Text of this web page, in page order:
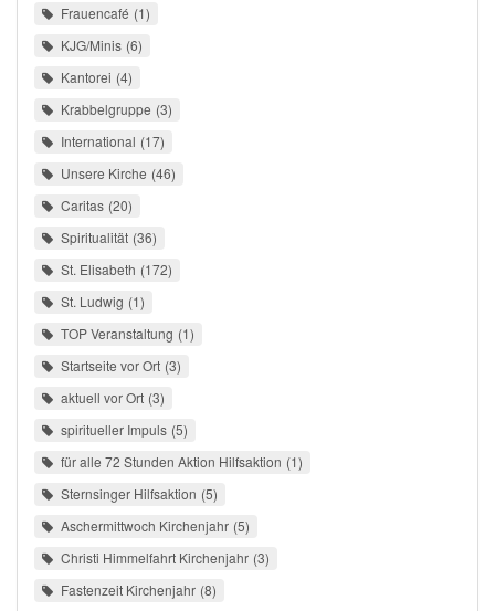
Frauencafé 1
KJG/Minis 6
Kantorei 4
Krabbelgruppe 3
International 17
Unsere Kirche 46
Caritas 20
Spiritualität 36
St. Elisabeth 172
St. Ludwig 1
TOP Veranstaltung 1
Startseite vor Ort 3
aktuell vor Ort 3
spiritueller Impuls 5
für alle 72 Stunden Aktion Hilfsaktion 1
Sternsinger Hilfsaktion 5
Aschermittwoch Kirchenjahr 5
Christi Himmelfahrt Kirchenjahr 3
Fastenzeit Kirchenjahr 8